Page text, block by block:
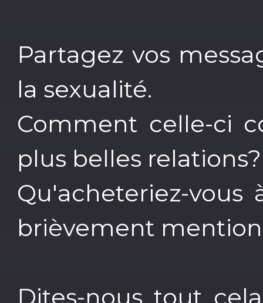
Partagez vos
la sexualité.
Comment celle-ci
plus belles relations?
Qu'acheteriez-
brièvement
Dites-nous tout